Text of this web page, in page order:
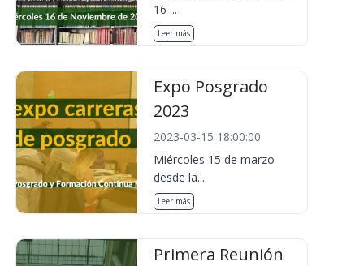
16 ...
Leer más
Expo Posgrado
2023
2023-03-15 18:00:00
Miércoles 15 de marzo
desde la...
Leer más
Primera Reunión